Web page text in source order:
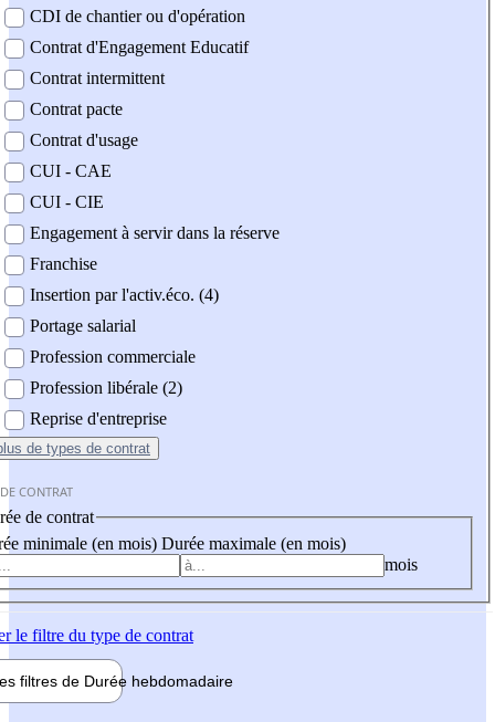
CDI de chantier ou d'opération
Contrat d'Engagement Educatif
Contrat intermittent
Contrat pacte
Contrat d'usage
CUI - CAE
CUI - CIE
Engagement à servir dans la réserve
Franchise
Insertion par l'activ.éco. (4)
Portage salarial
Profession commerciale
Profession libérale (2)
Reprise d'entreprise
de types de contrat
CONTRAT
de contrat
minimale (en mois) Durée maximale (en mois)
mois
le filtre du type de contrat
filtres de Durée hebdomadaire